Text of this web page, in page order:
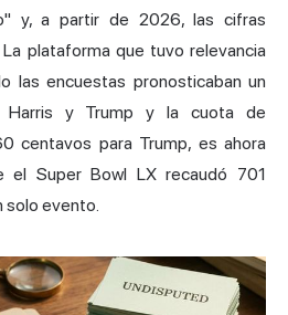
y, a partir de 2026, las cifras
plataforma que tuvo relevancia
las encuestas pronosticaban un
Harris y Trump y la cuota de
centavos para Trump, es ahora
el Super Bowl LX recaudó 701
solo evento.